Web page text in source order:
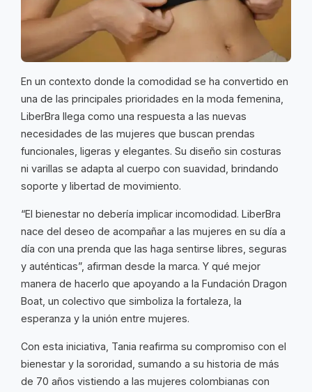
En un contexto donde la comodidad se ha convertido en
una de las principales prioridades en la moda femenina,
LiberBra llega como una respuesta a las nuevas
necesidades de las mujeres que buscan prendas
funcionales, ligeras y elegantes. Su diseño sin costuras
ni varillas se adapta al cuerpo con suavidad, brindando
soporte y libertad de movimiento.
“El bienestar no debería implicar incomodidad. LiberBra
nace del deseo de acompañar a las mujeres en su día a
día con una prenda que las haga sentirse libres, seguras
y auténticas”, afirman desde la marca. Y qué mejor
manera de hacerlo que apoyando a la Fundación Dragon
Boat, un colectivo que simboliza la fortaleza, la
esperanza y la unión entre mujeres.
Con esta iniciativa, Tania reafirma su compromiso con el
bienestar y la sororidad, sumando a su historia de más
de 70 años vistiendo a las mujeres colombianas con